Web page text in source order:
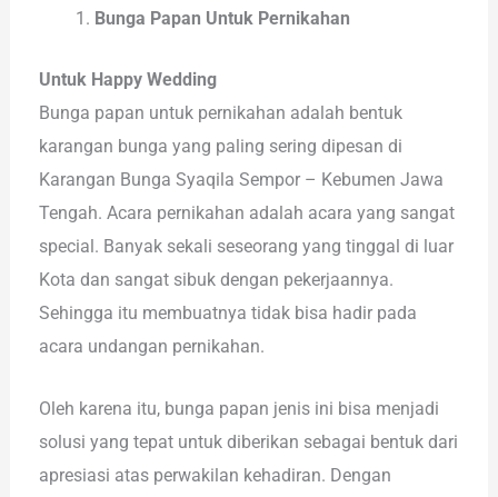
Bunga Papan Untuk Pernikahan
Untuk Happy Wedding
Bunga papan untuk pernikahan adalah bentuk
karangan bunga yang paling sering dipesan di
Karangan Bunga Syaqila Sempor – Kebumen Jawa
Tengah. Acara pernikahan adalah acara yang sangat
special. Banyak sekali seseorang yang tinggal di luar
Kota dan sangat sibuk dengan pekerjaannya.
Sehingga itu membuatnya tidak bisa hadir pada
acara undangan pernikahan.
Oleh karena itu, bunga papan jenis ini bisa menjadi
solusi yang tepat untuk diberikan sebagai bentuk dari
apresiasi atas perwakilan kehadiran. Dengan